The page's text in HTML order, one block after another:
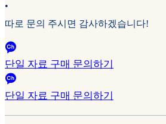
•
따로 문의 주시면 감사하겠습니다!
단일 자료 구매 문의하기
단일 자료 구매 문의하기